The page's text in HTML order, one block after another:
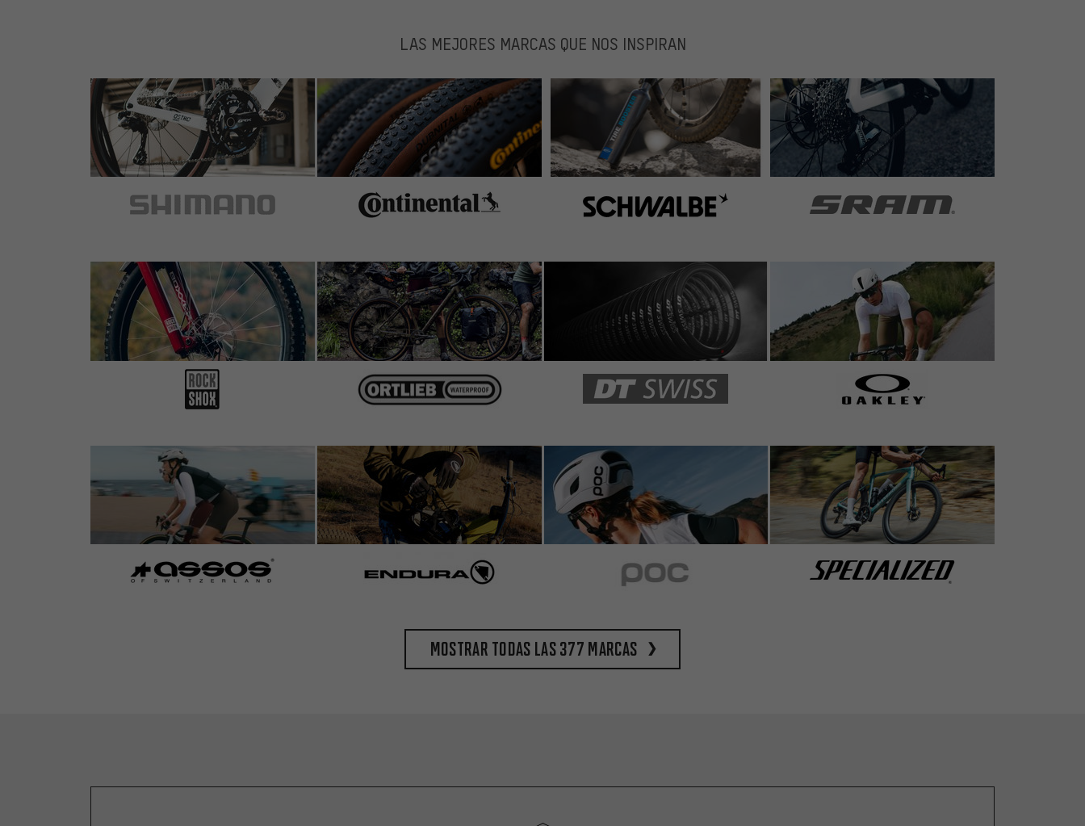
LAS MEJORES MARCAS QUE NOS INSPIRAN
Mostrar todas las 377 marcas